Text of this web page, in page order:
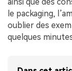
le packaging,
oublier des
quelques